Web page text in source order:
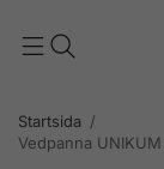
Startsida /
Vedpanna